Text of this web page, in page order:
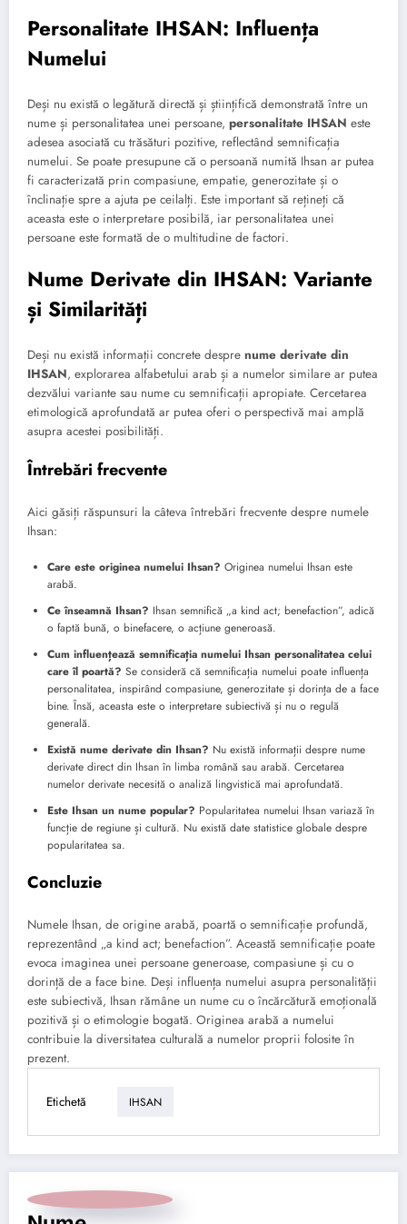
Personalitate IHSAN: Influența
Numelui
Deși nu există o legătură directă și științifică demonstrată între un
nume și personalitatea unei persoane, personalitate IHSAN este
adesea asociată cu trăsături pozitive, reflectând semnificația
numelui. Se poate presupune că o persoană numită Ihsan ar putea
fi caracterizată prin compasiune, empatie, generozitate și o
înclinație spre a ajuta pe ceilalți. Este important să rețineți că
aceasta este o interpretare posibilă, iar personalitatea unei
persoane este formată de o multitudine de factori.
Nume Derivate din IHSAN: Variante
și Similarități
Deși nu există informații concrete despre nume derivate din
IHSAN, explorarea alfabetului arab și a numelor similare ar putea
dezvălui variante sau nume cu semnificații apropiate. Cercetarea
etimologică aprofundată ar putea oferi o perspectivă mai amplă
asupra acestei posibilități.
Întrebări frecvente
Aici găsiți răspunsuri la câteva întrebări frecvente despre numele
Ihsan:
Care este originea numelui Ihsan? Originea numelui Ihsan este
arabă.
Ce înseamnă Ihsan? Ihsan semnifică „a kind act; benefaction”, adică
o faptă bună, o binefacere, o acțiune generoasă.
Cum influențează semnificația numelui Ihsan personalitatea celui
care îl poartă? Se consideră că semnificația numelui poate influența
personalitatea, inspirând compasiune, generozitate și dorința de a face
bine. Însă, aceasta este o interpretare subiectivă și nu o regulă
generală.
Există nume derivate din Ihsan? Nu există informații despre nume
derivate direct din Ihsan în limba română sau arabă. Cercetarea
numelor derivate necesită o analiză lingvistică mai aprofundată.
Este Ihsan un nume popular? Popularitatea numelui Ihsan variază în
funcție de regiune și cultură. Nu există date statistice globale despre
popularitatea sa.
Concluzie
Numele Ihsan, de origine arabă, poartă o semnificație profundă,
reprezentând „a kind act; benefaction”. Această semnificație poate
evoca imaginea unei persoane generoase, compasiune și cu o
dorință de a face bine. Deși influența numelui asupra personalității
este subiectivă, Ihsan rămâne un nume cu o încărcătură emoțională
pozitivă și o etimologie bogată. Originea arabă a numelui
contribuie la diversitatea culturală a numelor proprii folosite în
prezent.
Etichetă IHSAN